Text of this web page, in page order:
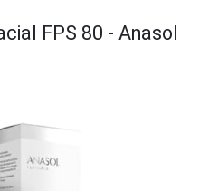
FPS 80 - Anasol